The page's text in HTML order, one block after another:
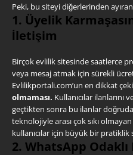
Peki, bu siteyi diğerlerinden
1. Üyelik
İletişim
Birçok evlilik sitesinde saatlerce
veya mesaj atmak için sürekli
Evlilikportali.com’un en dikkat
olmaması. Kullanıcılar
geçtikten sonra bu ilanlar
teknolojiyle arası çok sıkı
kullanıcılar için büyük bir pratiklik
2. WhatsApp Odaklı